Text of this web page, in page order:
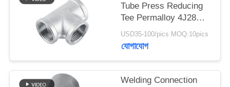
Tube Press Reducing
Tee Permalloy 4J28
Tee SGS Certification
USD35-100/pics MOQ:10pics
যোগাযোগ
Welding Connection